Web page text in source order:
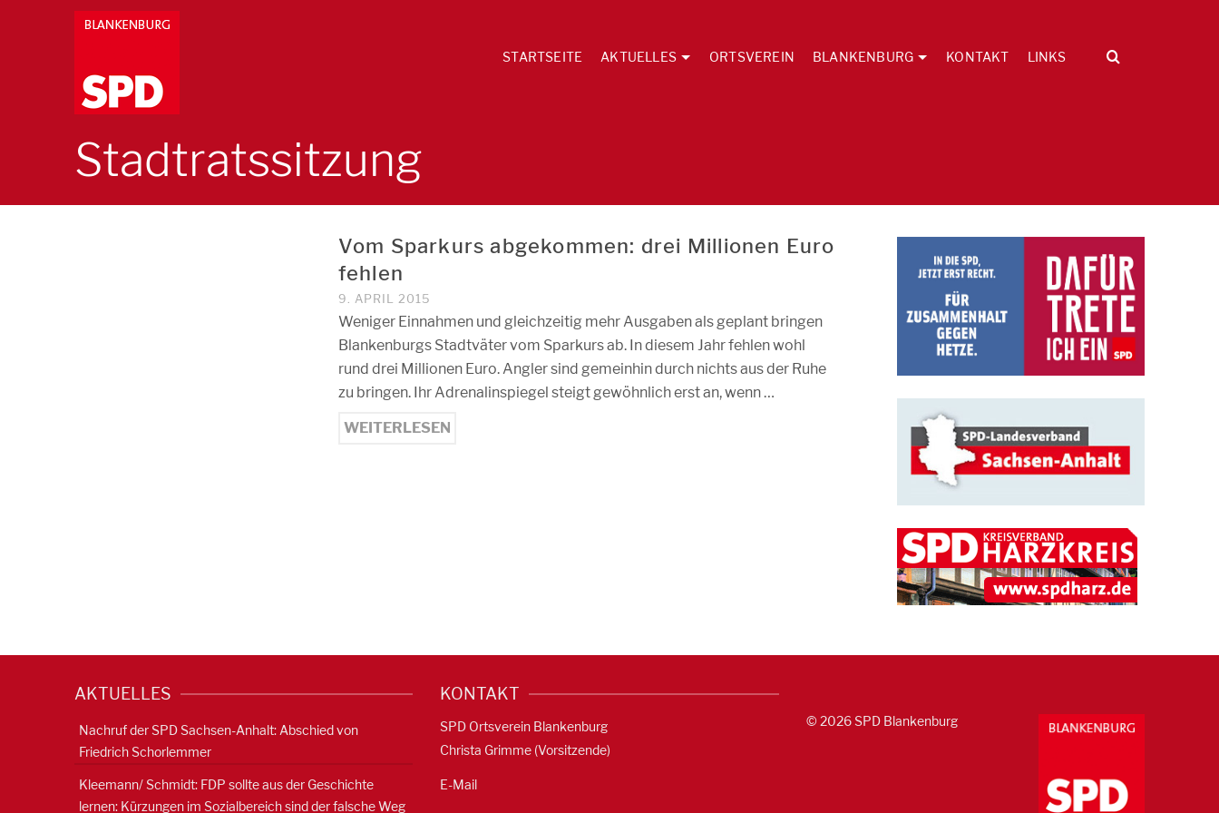
STARTSEITE AKTUELLES ORTSVEREIN BLANKENBURG KONTAKT LINKS
Stadtratssitzung
Vom Sparkurs abgekommen: drei Millionen Euro
fehlen
9. APRIL 2015
Weniger Einnahmen und gleichzeitig mehr Ausgaben als geplant bringen
Blankenburgs Stadtväter vom Sparkurs ab. In diesem Jahr fehlen wohl
rund drei Millionen Euro. Angler sind gemeinhin durch nichts aus der Ruhe
zu bringen. Ihr Adrenalinspiegel steigt gewöhnlich erst an, wenn …
WEITERLESEN
AKTUELLES
Nachruf der SPD Sachsen-Anhalt: Abschied von
Friedrich Schorlemmer
Kleemann/ Schmidt: FDP sollte aus der Geschichte
lernen: Kürzungen im Sozialbereich sind der falsche Weg
KONTAKT
SPD Ortsverein Blankenburg
Christa Grimme (Vorsitzende)
E-Mail
© 2026 SPD Blankenburg